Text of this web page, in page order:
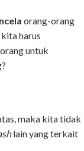
orang-orang
harus
untuk
maka kita tidak
lain yang terkait